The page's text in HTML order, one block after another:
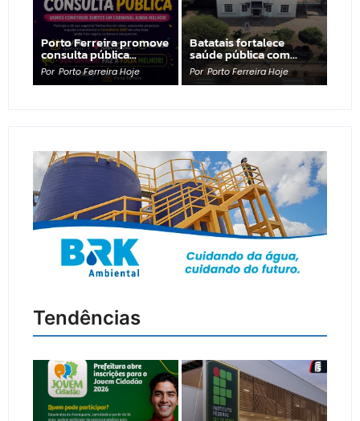
Porto Ferreira promove
consulta pública…
Por Porto Ferreira Hoje
Batatais fortalece
saúde pública com…
Por Porto Ferreira Hoje
Tendências